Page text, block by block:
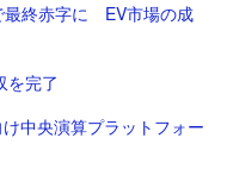
最終赤字に EV市場の成
を完了
中央演算プラットフォー